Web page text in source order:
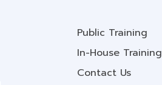
Public Training
In-House Training
Contact Us